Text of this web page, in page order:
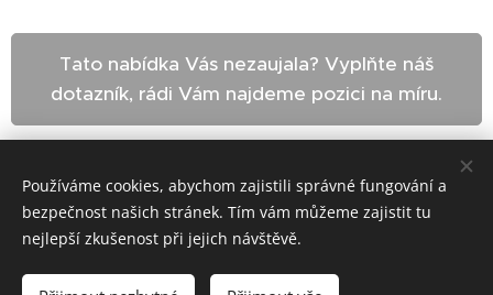
Tato nabídka Vás nezaujala? Vyplňte náš
dotazník, rádi Vám najdeme pozici na míru.
Share
Používáme cookies, abychom zajistili správné fungování a
bezpečnost našich stránek. Tím vám můžeme zajistit tu
nejlepší zkušenost při jejich návštěvě.